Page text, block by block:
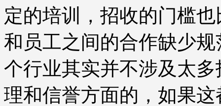
定的培训，招收的门槛
和员工之间的合作缺少
个行业其实并不涉及太
理和信誉方面的，如果